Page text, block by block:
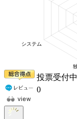
投票受付中
0